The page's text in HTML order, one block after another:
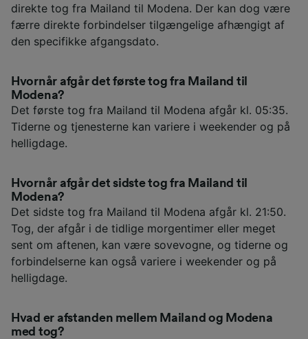
direkte tog fra Mailand til Modena. Der kan dog være
færre direkte forbindelser tilgængelige afhængigt af
den specifikke afgangsdato.
Hvornår afgår det første tog fra Mailand til
Modena?
Det første tog fra Mailand til Modena afgår kl. 05:35.
Tiderne og tjenesterne kan variere i weekender og på
helligdage.
Hvornår afgår det sidste tog fra Mailand til
Modena?
Det sidste tog fra Mailand til Modena afgår kl. 21:50.
Tog, der afgår i de tidlige morgentimer eller meget
sent om aftenen, kan være sovevogne, og tiderne og
forbindelserne kan også variere i weekender og på
helligdage.
Hvad er afstanden mellem Mailand og Modena
med tog?